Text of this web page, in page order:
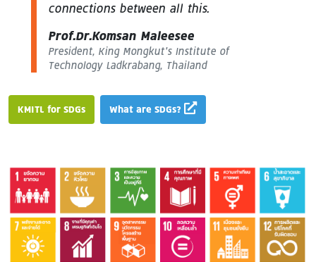
connections between all this.
Prof.Dr.Komsan Maleesee
President, King Mongkut’s Institute of
Technology Ladkrabang, Thailand
KMITL for SDGs What are SDGs?
Image